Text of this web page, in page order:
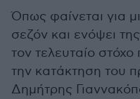
Όπως φαίνεται για
σεζόν και ενόψει
τον τελευταίο
την κατάκτηση του
Δημήτρης